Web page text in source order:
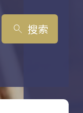
search 搜索